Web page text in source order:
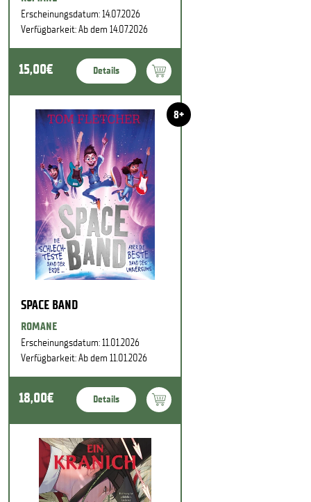
Erscheinungsdatum: 14.07.2026
Verfügbarkeit: Ab dem 14.07.2026
15,00€ Details
8+
SPACE BAND
ROMANE
Erscheinungsdatum: 11.01.2026
Verfügbarkeit: Ab dem 11.01.2026
18,00€ Details